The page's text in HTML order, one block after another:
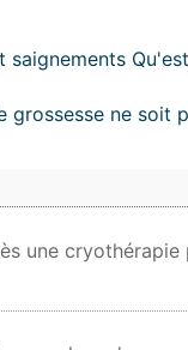
saignements
grossesse ne soit
une